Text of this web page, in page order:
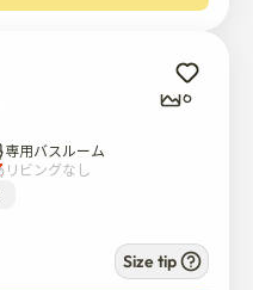
6
専用バスルーム
リビングなし
Size tip